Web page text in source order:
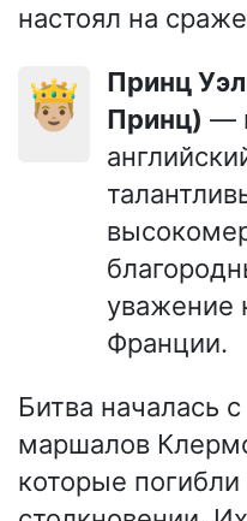
настоял на
🤴🏼
Принц Уэльский (Чёрный
Принц) —
уважение
Франции.
Битва началась
маршалов
которые